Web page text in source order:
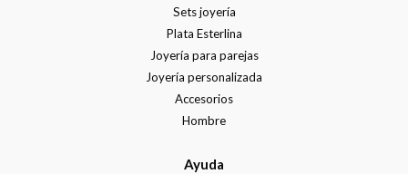
Sets joyería
Plata Esterlina
Joyería para parejas
Joyería personalizada
Accesorios
Hombre
Ayuda